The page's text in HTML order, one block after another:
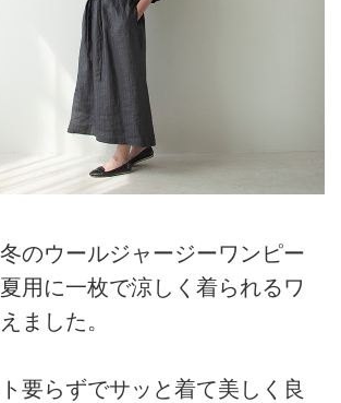
のウールジャージーワンピー
用に一枚で涼しく着られるワ
ました。
要らずでサッと着て美しく良